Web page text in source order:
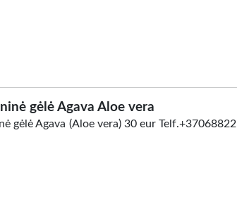
gėlė Agava Aloe vera
gėlė Agava (Aloe vera) 30 eur